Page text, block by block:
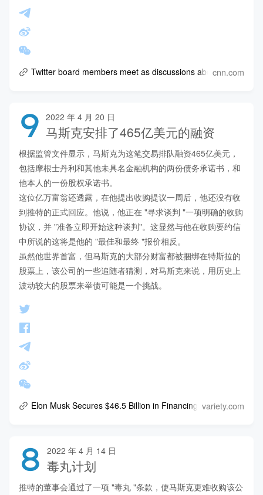
Twitter board members meet as discussions about Elon
cnn.com
9 2022 年 4 月 20 日
马斯克安排了465亿美元的融资
根据监管文件显示，马斯克为这笔交易排队融资465亿美元，
包括摩根士丹利和其他未具名金融机构的两份债务承诺书，和
他本人的一份股权承诺书。
这位亿万富翁还透露，在他提出收购提议一周后，他还没有收
到推特的正式回应。他说，他正在 "寻求谈判 "一项明确的收购
协议，并 "准备立即开始这种谈判"。这显然与他在收购要约信
中所说的这将是他的 "最佳和最终 "报价相反。
虽然他世界首富，但马斯克的大部分财富都被捆绑在特斯拉的
股票上，该公司的一些追随者猜测，对马斯克来说，用历史上
波动较大的股票来举债可能是一个挑战。
Elon Musk Secures $46.5 Billion in Financing for Potential
variety.com
8 2022 年 4 月 14 日
毒丸计划
推特的董事会通过了一项 "毒丸 "条款，使马斯克更难收购该公